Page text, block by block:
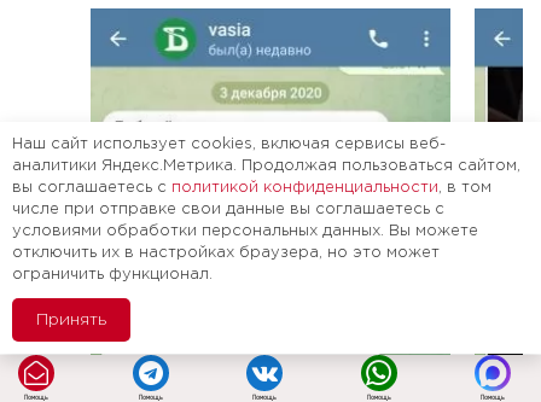
Помощь Помощь Помощь Помощь Помощь
Наш сайт использует cookies, включая сервисы веб-
аналитики Яндекс.Метрика. Продолжая пользоваться сайтом,
вы соглашаетесь с политикой конфиденциальности , в том
числе при отправке свои данные вы соглашаетесь с
условиями обработки персональных данных. Вы можете
отключить их в настройках браузера, но это может
ограничить функционал.
Принять